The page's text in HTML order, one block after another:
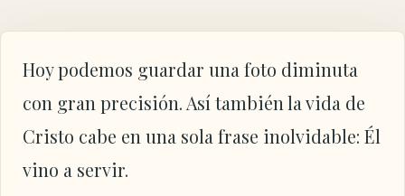
Hoy podemos guardar una foto diminuta
con gran precisión. Así también la vida de
Cristo cabe en una sola frase inolvidable: Él
vino a servir.